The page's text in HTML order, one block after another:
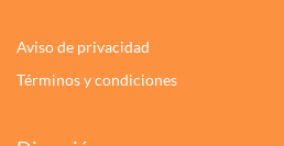
Aviso de privacidad
Términos y condiciones